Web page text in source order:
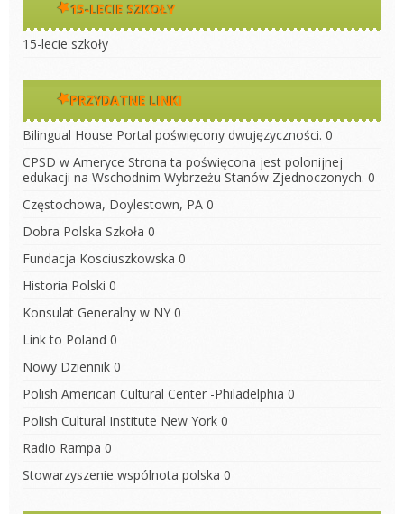
15-LECIE SZKOŁY
15-lecie szkoły
PRZYDATNE LINKI
Bilingual House Portal poświęcony dwujęzyczności. 0
CPSD w Ameryce Strona ta poświęcona jest polonijnej
edukacji na Wschodnim Wybrzeżu Stanów Zjednoczonych. 0
Częstochowa, Doylestown, PA 0
Dobra Polska Szkoła 0
Fundacja Kosciuszkowska 0
Historia Polski 0
Konsulat Generalny w NY 0
Link to Poland 0
Nowy Dziennik 0
Polish American Cultural Center -Philadelphia 0
Polish Cultural Institute New York 0
Radio Rampa 0
Stowarzyszenie wspólnota polska 0